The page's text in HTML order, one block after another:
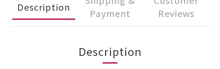
Description
Payment
Reviews
Description